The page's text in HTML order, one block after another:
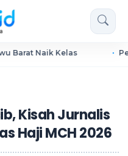
Pendidikan
Kisah Jurnalis
Haji MCH 2026